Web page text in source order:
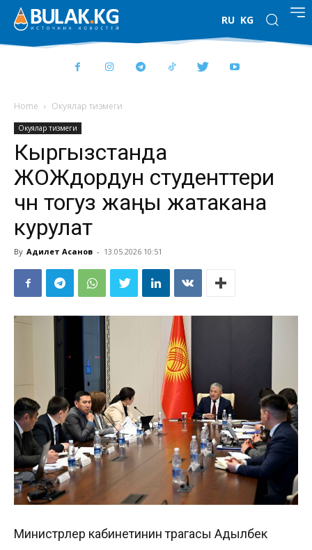
RU KG
Home Окуялар тизмеги
Окуялар тизмеги
Кыргызстанда
ЖОЖдордун студенттери
үчүн тогуз жаңы жатакана
курулат
By Адилет Асанов - 13.05.2026 10:51
Министрлер кабинетинин төрагасы Адылбек